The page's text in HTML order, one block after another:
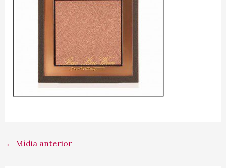
← Mídia anterior